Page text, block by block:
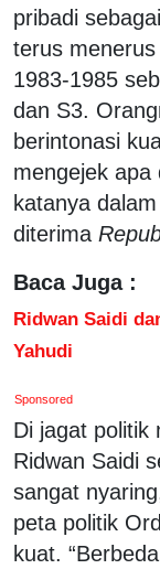
pribadi
terus
1983-1985
dan S3.
berintonasi
mengejek apa
katanya
diterima
Baca Juga :
Ridwan Saidi
Yahudi
Sponsored
Di jagat politik
Ridwan Saidi
sangat
peta politik
kuat.